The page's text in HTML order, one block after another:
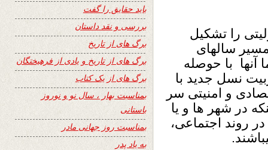
را تشکیل
سالهای
آنها با حوصله
نسل جدید با
و امنیتی سر
در شهر ها و یا
روند اجتماعی،
باید حقایق را گفت
بررسی و نقد داستان
برگ های از تاریخ
برگ های از تاریخ و یادی از فرهیختگان
برگ های از یک کتاب
بمناسبت بهار ، سال نو و نوروز
باستانی
بمناسبت روز جهانی مادر
به یاد پدر